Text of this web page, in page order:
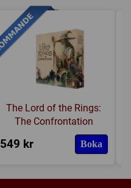
The Lord of the Rings:
The Confrontation
549 kr Boka